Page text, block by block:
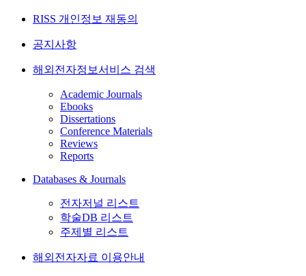
RISS 개인정보 재동의
공지사항
해외전자정보서비스 검색
Academic Journals
Ebooks
Dissertations
Conference Materials
Reviews
Reports
Databases & Journals
전자저널 리스트
학술DB 리스트
주제별 리스트
해외전자자료 이용안내